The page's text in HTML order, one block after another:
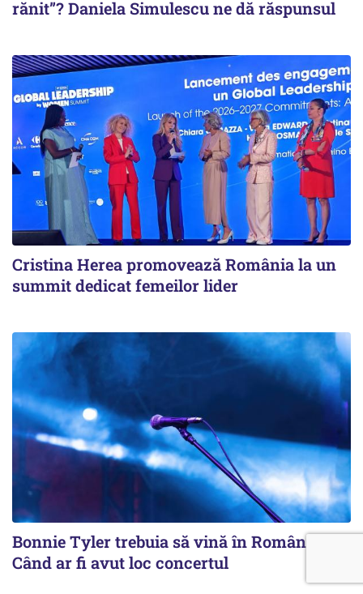
rănit”? Daniela Simulescu ne dă răspunsul
Cristina Herea promovează România la un
summit dedicat femeilor lider
Bonnie Tyler trebuia să vină în România.
Când ar fi avut loc concertul